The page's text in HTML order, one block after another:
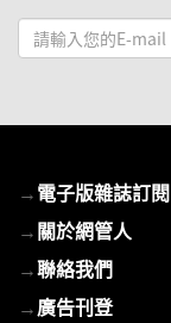
請
輸
mail
→電子版雜誌訂閱
→關於網管人
→聯絡我們
→廣告刊登